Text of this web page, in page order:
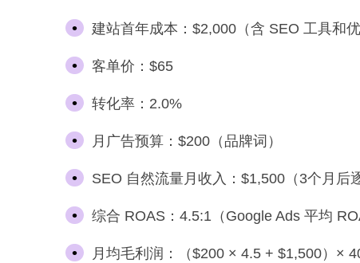
建站首年成本：$2,000（含 SEO 工具和优
客单价：$65
转化率：2.0%
月广告预算：$200（品牌词）
SEO 自然流量月收入：$1,500（3个月后
综合 ROAS：4.5:1（Google Ads 平均
月均毛利润：（$200 × 4.5 + $1,500）×